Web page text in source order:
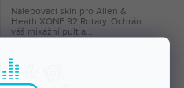
1 399 Kč
Nalepovací skin pro Allen &
Heath XONE:92 Rotary. Ochrání
váš mixážní pult a...